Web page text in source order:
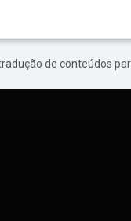
de conteúdos